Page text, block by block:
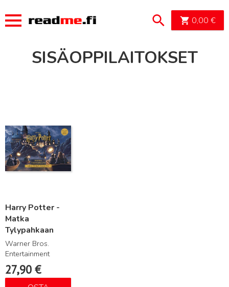
0,00 €
SISÄOPPILAITOKSET
Harry Potter -
Matka
Tylypahkaan
Warner Bros.
Entertainment
27,90 €